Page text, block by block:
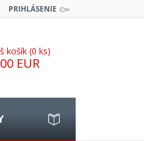
PRIHLÁSENIE
košík (0 ks)
EUR